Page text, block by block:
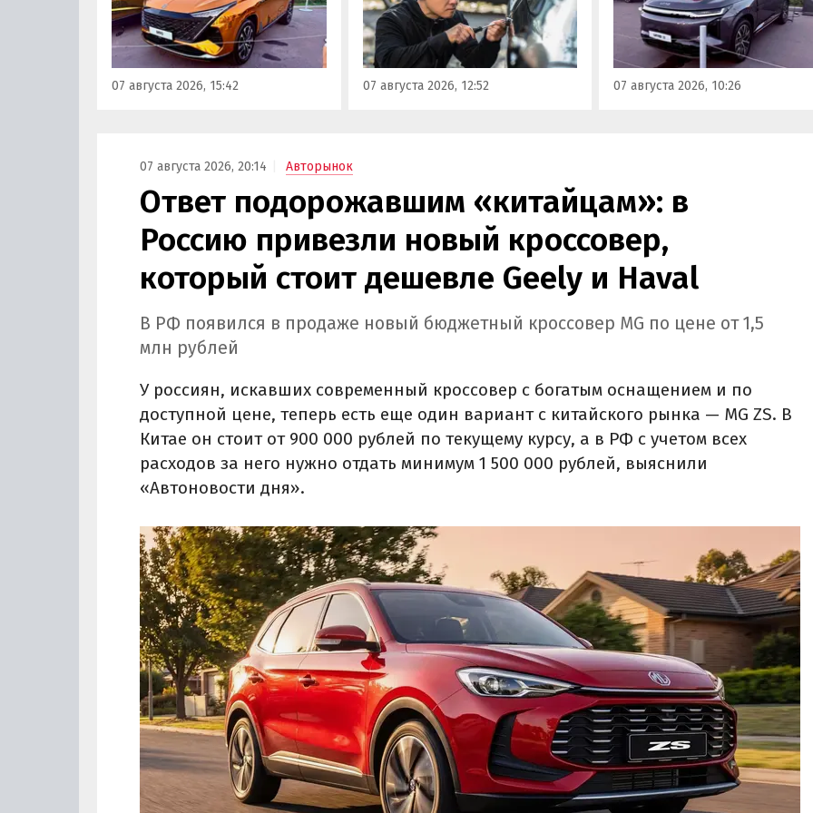
«ПроДвижение» на ВДНХ в
Москве в числе прочих
моделей «Москвича» был
представлен семиместный
кроссовер М90.
07 августа 2026, 15:42
всего сложностей. Из китайских
машин таковыми сегодня
являются модели Li и BYD,
сообщил в эфире радио РБК
учредитель федерального
07 августа 2026, 12:52
кроссовер UMO 8 с полным
приводом. Его уже можно
заказать в двух версиях: Max
5 915 000 рублей и Ultra за 6
000 рублей без учета
07 августа 2026, 10:26
07 августа 2026, 20:14 Авторынок
Ответ подорожавшим «китайцам»: в
Россию привезли новый кроссовер,
который стоит дешевле Geely и Haval
В РФ появился в продаже новый бюджетный кроссовер MG по цене от 1,5
млн рублей
У россиян, искавших современный кроссовер с богатым оснащением и по
доступной цене, теперь есть еще один вариант с китайского рынка — MG ZS. В
Китае он стоит от 900 000 рублей по текущему курсу, а в РФ с учетом всех
расходов за него нужно отдать минимум 1 500 000 рублей, выяснили
«Автоновости дня».